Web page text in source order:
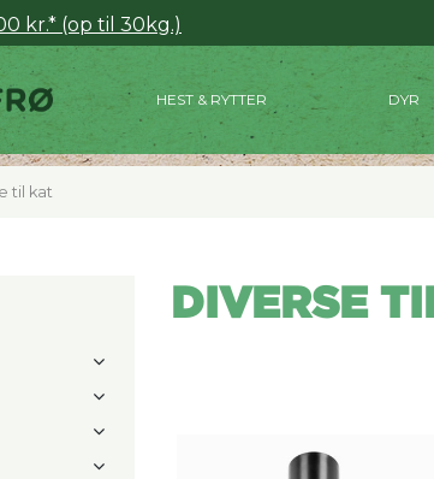
kr.* (op til 30kg.)
HEST & RYTTER DYR
til kat
DIVERSE